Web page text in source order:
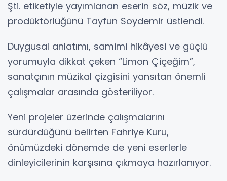
Şti. etiketiyle yayımlanan eserin söz, müzik ve
prodüktörlüğünü Tayfun Soydemir üstlendi.
Duygusal anlatımı, samimi hikâyesi ve güçlü
yorumuyla dikkat çeken “Limon Çiçeğim”,
sanatçının müzikal çizgisini yansıtan önemli
çalışmalar arasında gösteriliyor.
Yeni projeler üzerinde çalışmalarını
sürdürdüğünü belirten Fahriye Kuru,
önümüzdeki dönemde de yeni eserlerle
dinleyicilerinin karşısına çıkmaya hazırlanıyor.